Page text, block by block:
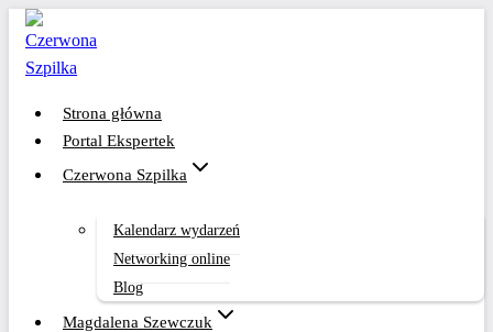
Przejdź
treści
Strona główna
Portal Ekspertek
Czerwona Szpilka
Kalendarz wydarzeń
Networking online
Blog
Magdalena Szewczuk